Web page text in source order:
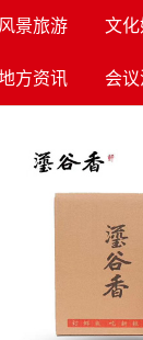
风景旅游 文化
方资讯 会